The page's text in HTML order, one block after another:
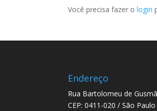
Você precisa fazer ologin
Endereço
Rua Bartolomeu de
CEP: 0411-020 / São Paulo